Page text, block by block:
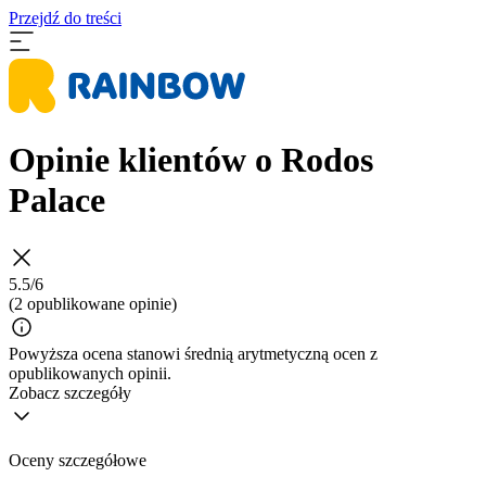
Przejdź do treści
Opinie klientów o Rodos
Palace
5.5/6
(2 opublikowane opinie)
Powyższa ocena stanowi średnią arytmetyczną ocen z
opublikowanych opinii.
Zobacz szczegóły
Oceny szczegółowe